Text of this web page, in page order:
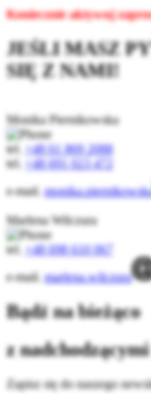
Koniecznie aktywuj
JEŚLI MASZ
SIĘ Z NAMI!
Monika Piernikowska
tel.
+48 61 869 2088
tel.
+48 691 023 472
e-mail.
Marlena Wilczura
tel.
+48 698 610 067
e-mail.marlena.wilczura
Bądź na bieżąco
z
Zapisz się do naszego